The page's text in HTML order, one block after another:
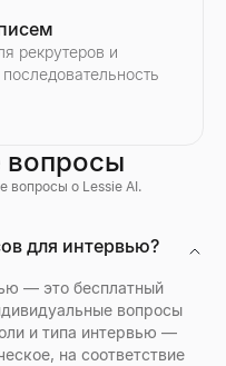
рекрутеров и
имён пользователей
вопросы
вопросы о Lessie AI.
для интервью?
— это бесплатный
вопросы
и типа интервью —
на соответствие